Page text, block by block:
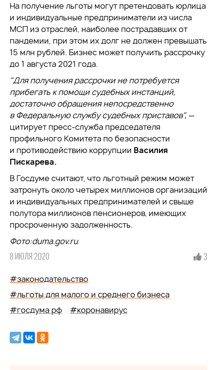
На получение льготы могут претендовать юрлица
и индивидуальные предприниматели из числа
МСП из отраслей, наиболее пострадавших от
пандемии, при этом их долг не должен превышать
15 млн рублей. Бизнес может получить рассрочку
до 1 августа 2021 года.
"Для получения рассрочки не потребуется
прибегать к помощи судебных инстанций,
достаточно обращения непосредственно
в Федеральную службу судебных приставов", —
цитирует пресс-служба председателя
профильного Комитета по безопасности
и противодействию коррупции Василия
Пискарева.
В Госдуме считают, что льготный режим может
затронуть около четырех миллионов организаций
и индивидуальных предпринимателей и свыше
полутора миллионов пенсионеров, имеющих
просроченную задолженность.
Фото:duma.gov.ru
8 ИЮЛЯ 2020 3
#законодательство
#льготы для малого и среднего бизнеса
#госдума рф
#коронавирус